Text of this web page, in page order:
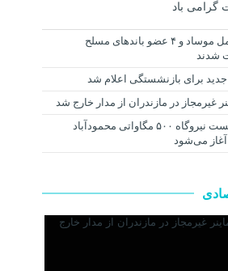
گرامی باد
۲۱ عامل موساد و ۴ عضو باند‌های مسلح
شدند
برای بازنشستگی اعلام شد
فاز نخست نیروگاه ۵۰۰ مگاواتی محمودآباد
آغاز می‌شود